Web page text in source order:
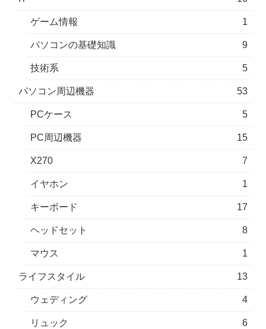
ゲーム情報 1
パソコンの基礎知識 9
技術系 5
パソコン周辺機器 53
PCケース 5
PC周辺機器 15
X270 7
イヤホン 1
キーボード 17
ヘッドセット 8
マウス 1
ライフスタイル 13
ウェディング 4
リュック
6